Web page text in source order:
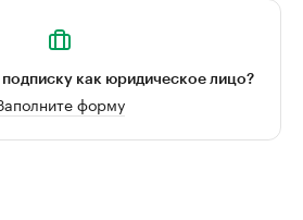
как юридическое лицо?
форму